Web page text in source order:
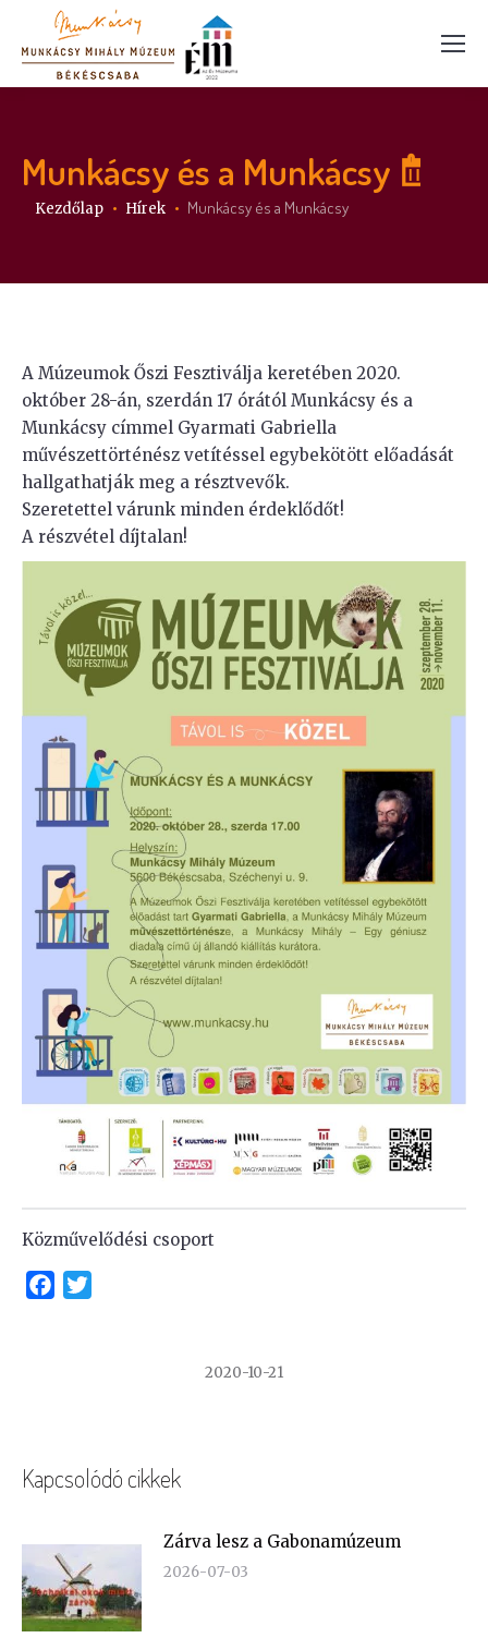
Munkácsy és a Munkácsy
Itt vagy:
Kezdőlap Hírek Munkácsy és a Munkácsy
A Múzeumok Őszi Fesztiválja keretében 2020.
október 28-án, szerdán 17 órától Munkácsy és a
Munkácsy címmel Gyarmati Gabriella
művészettörténész vetítéssel egybekötött előadását
hallgathatják meg a résztvevők.
Szeretettel várunk minden érdeklődőt!
A részvétel díjtalan!
Közművelődési csoport
Facebook
2020-10-21
Kapcsolódó cikkek
Zárva lesz a Gabonamúzeum
2026-07-03